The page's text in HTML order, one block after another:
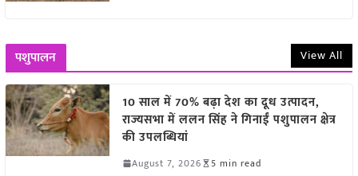
पशुपालन View All
10 साल में 70% बढ़ा देश का दूध उत्पादन,
राज्यसभा में ललन सिंह ने गिनाईं पशुपालन क्षेत्र
की उपलब्धियां
August 7, 2026 5 min read